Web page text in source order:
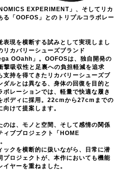
EXPERIMENT」、そしてリカ
「OOFOS」とのトリプルコラボレー
現を横断する試みとして実現しまし
カバリーシューズブランド
OOahh」。OOFOSは、独自開発の
吸収性と足裏への負担軽減を追求
支持を得てきたリカバリーシューズブ
ルとは異なる、身体の回復を目的と
ボレーションでは、軽量で快適な履き
ボディに採用。22cmから27cmまでの
けて提案します。
のは、モノと空間、そして感情の関係
ィブプロジェクト「HOME
ックを横断的に扱いながら、日常に潜
プロジェクトが、本作においても機能
ヤーを重ねました。